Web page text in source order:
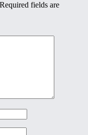
Required fields are